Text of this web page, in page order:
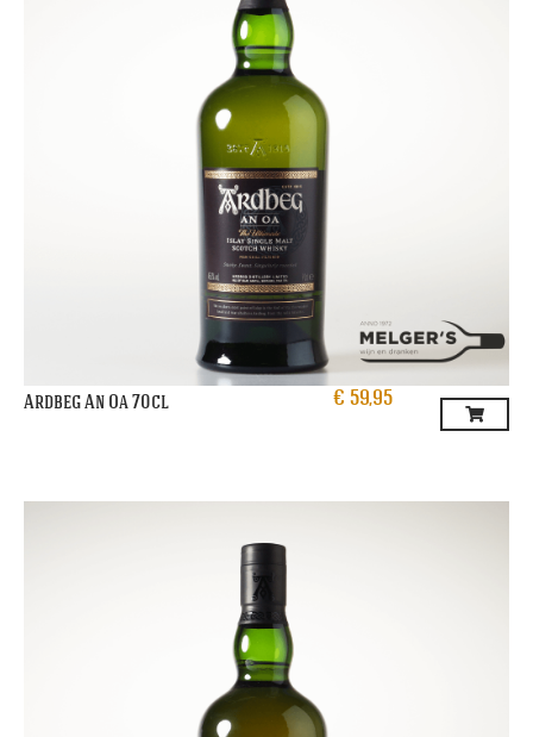
Ardbeg An Oa 70cl € 59,95